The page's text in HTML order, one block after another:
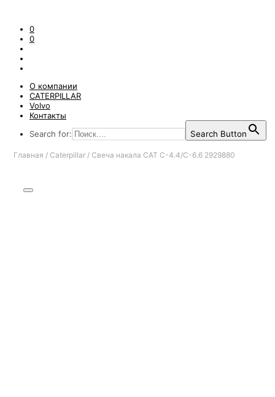
0
0
О компании
CATERPILLAR
Volvo
Контакты
Search for:
Search Button
Главная / Caterpillar / Свеча накала CAT C-4.4/C-6.6 2929880